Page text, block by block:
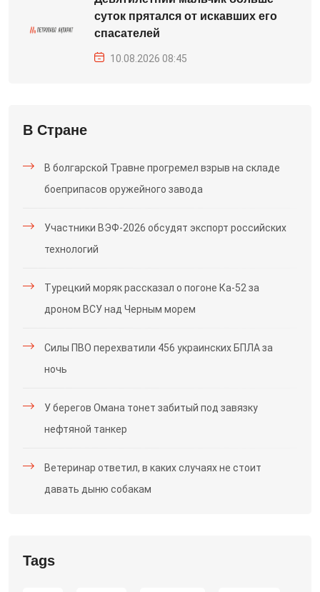
суток прятался от искавших его
спасателей
10.08.2026 08:45
В Стране
В болгарской Травне прогремел взрыв на складе
боеприпасов оружейного завода
Участники ВЭФ-2026 обсудят экспорт российских
технологий
Турецкий моряк рассказал о погоне Ка-52 за
дроном ВСУ над Черным морем
Силы ПВО перехватили 456 украинских БПЛА за
ночь
У берегов Омана тонет забитый под завязку
нефтяной танкер
Ветеринар ответил, в каких случаях не стоит
давать дыню собакам
Tags